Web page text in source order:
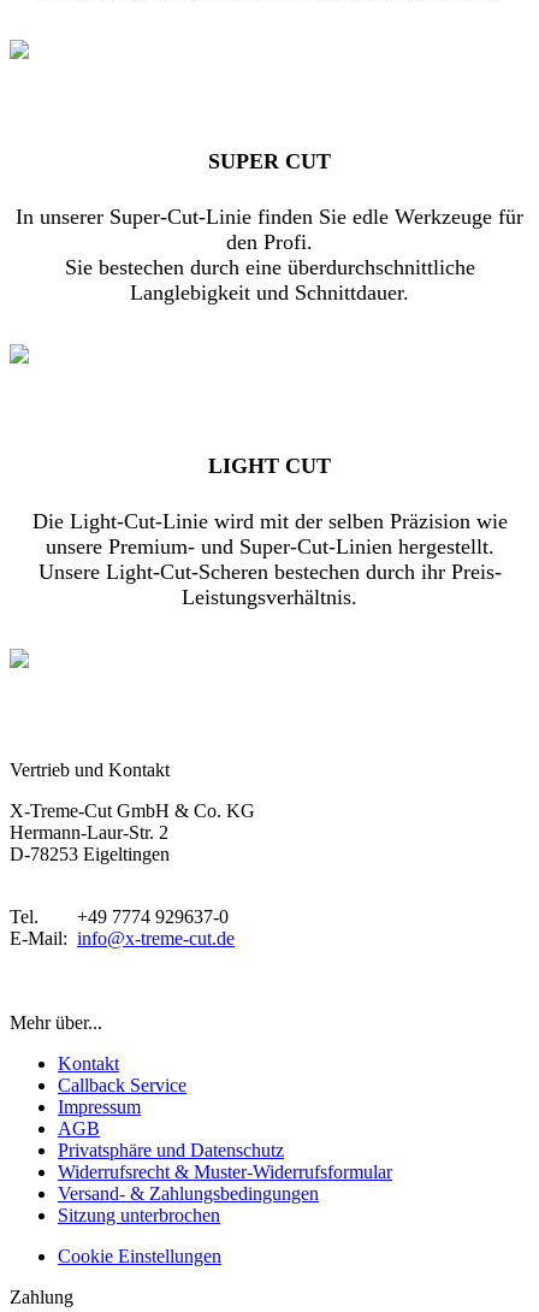
SUPER CUT
In unserer Super-Cut-Linie finden Sie edle Werkzeuge für
den Profi.
Sie bestechen durch eine überdurchschnittliche
Langlebigkeit und Schnittdauer.
LIGHT CUT
Die Light-Cut-Linie wird mit der selben Präzision wie
unsere Premium- und Super-Cut-Linien hergestellt.
Unsere Light-Cut-Scheren bestechen durch ihr Preis-
Leistungsverhältnis.
Vertrieb und Kontakt
X-Treme-Cut GmbH & Co. KG
Hermann-Laur-Str. 2
D-78253 Eigeltingen
Tel. +49 7774 929637-0
E-Mail: info@x-treme-cut.de
Mehr über...
Kontakt
Callback Service
Impressum
AGB
Privatsphäre und Datenschutz
Widerrufsrecht & Muster-Widerrufsformular
Versand- & Zahlungsbedingungen
Sitzung unterbrochen
Cookie Einstellungen
Zahlung